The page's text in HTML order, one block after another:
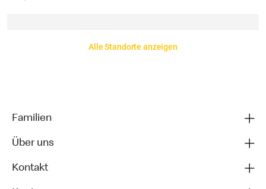
Alle Standorte anzeigen
Familien
Über uns
Kontakt